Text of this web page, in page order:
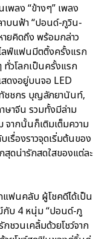
พลง “ข้างๆ” เพลง
บนฟ้า “ปอนด์-ภูวิน-
ยคิดถึง พร้อมกล่าว
ลฟ์แฟนมีตติ้งครั้งแรก
วโลกเป็นครั้งแรก
ดงอยู่บนจอ LED
ชชกร บุญลัภยานันท์,
ษาจีน รวมทั้งมีล่าม
ากนั้นก็เติมเต็มความ
รื่องราวจุดเริ่มต้นของ
สุดน่ารักสดใสของแต่ละ
ฟนคลับ ผู้โชคดีได้เป็น
กับ 4 หนุ่ม “ปอนด์-ภู
ชวนเคลิ้มด้วยโชว์จาก